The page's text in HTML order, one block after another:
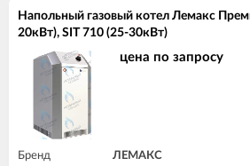
Напольный газовый котел Лемакс
20кВт), SIT 710 (25-30кВт)
цена по запросу
Бренд ЛЕМАКС